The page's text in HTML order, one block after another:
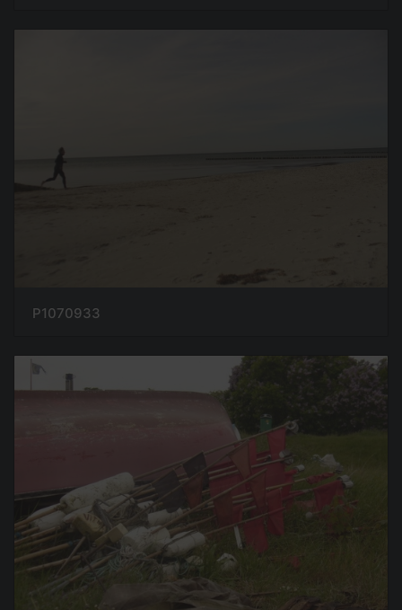
P1070933